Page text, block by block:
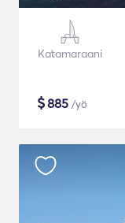
Katamaraani
$885 /yö